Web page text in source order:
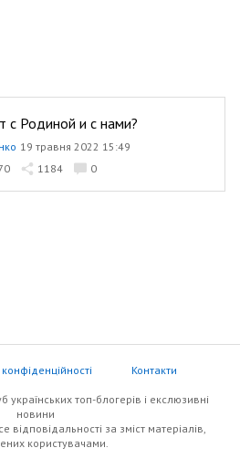
с Родиной и с нами?
19 травня 2022 15:49
1184 0
Контакти
топ-блогерів i екслюзивнi
новини
відповідальності за зміст матеріалів,
користувачами.